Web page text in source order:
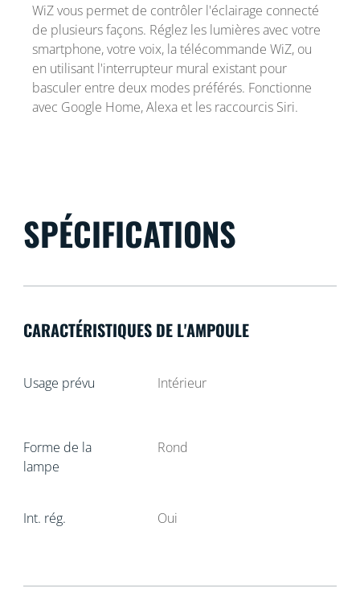
WiZ vous permet de contrôler l'éclairage connecté
de plusieurs façons. Réglez les lumières avec votre
smartphone, votre voix, la télécommande WiZ, ou
en utilisant l'interrupteur mural existant pour
basculer entre deux modes préférés. Fonctionne
avec Google Home, Alexa et les raccourcis Siri.
SPÉCIFICATIONS
CARACTÉRISTIQUES DE L'AMPOULE
Usage prévu Intérieur
Forme de la
lampe
Rond
Int. rég. Oui